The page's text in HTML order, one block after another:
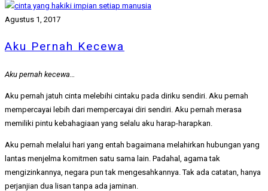
Agustus 1, 2017
Aku Pernah Kecewa
Aku pernah kecewa…
Aku pernah jatuh cinta melebihi cintaku pada diriku sendiri. Aku pernah
mempercayai lebih dari mempercayai diri sendiri. Aku pernah merasa
memiliki pintu kebahagiaan yang selalu aku harap-harapkan.
Aku pernah melalui hari yang entah bagaimana melahirkan hubungan yang
lantas menjelma komitmen satu sama lain. Padahal, agama tak
mengizinkannya, negara pun tak mengesahkannya. Tak ada catatan, hanya
perjanjian dua lisan tanpa ada jaminan.